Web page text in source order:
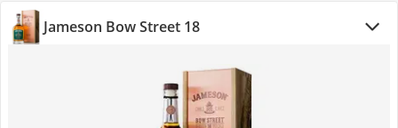
Jameson Bow Street 18